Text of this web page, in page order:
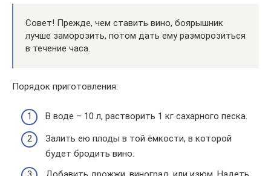
Совет! Прежде, чем ставить вино, боярышник
лучше заморозить, потом дать ему разморозиться
в течение часа.
Порядок приготовления:
В воде – 10 л, растворить 1 кг сахарного песка.
Залить ею плоды в той ёмкости, в которой
будет бродить вино.